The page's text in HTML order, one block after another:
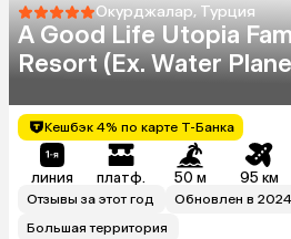
Окурджалар, Турция
A Good Life Utopia
Resort (Ex. Water
Кешбэк 4% по карте Т-Банка
линия платф. 50 м 95 км
Отзывы за этот год
Обновлен в
Большая территория